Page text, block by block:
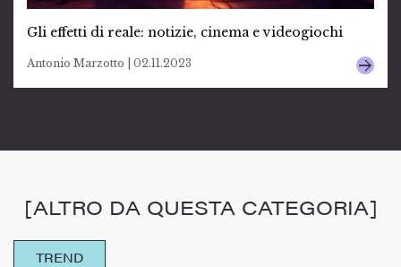
Gli effetti di reale: notizie, cinema e videogiochi
Antonio Marzotto | 02.11.2023
[ALTRO DA QUESTA CATEGORIA]
TREND